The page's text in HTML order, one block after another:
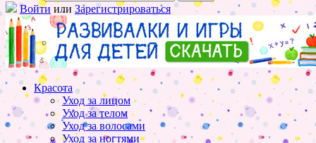
Войти или Зарегистрироваться
Красота
Уход за лицом
Уход за телом
Уход за волосами
Уход за ногтями